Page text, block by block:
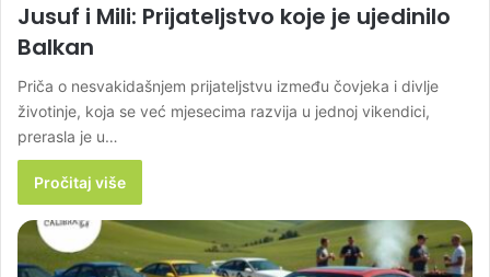
Jusuf i Mili: Prijateljstvo koje je ujedinilo
Balkan
Priča o nesvakidašnjem prijateljstvu između čovjeka i divlje
životinje, koja se već mjesecima razvija u jednoj vikendici,
prerasla je u…
Pročitaj više